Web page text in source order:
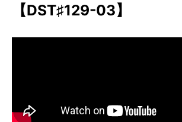
【DST♯129-03】